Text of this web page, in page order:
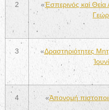
2 «Ἑσπερινός καί Θεία
3 «Δραστηριότητες
4 «Ἀπονομή